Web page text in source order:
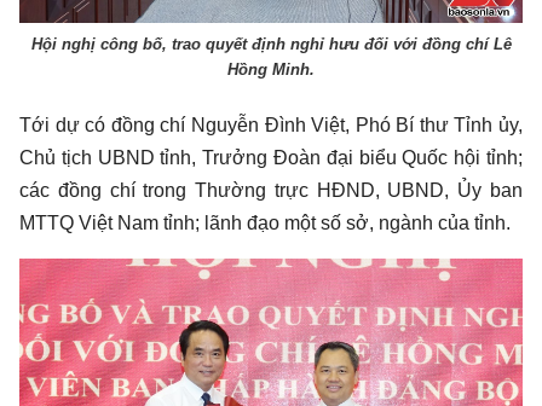
Hội nghị công bố, trao quyết định nghỉ hưu đối với đồng chí Lê
Hồng Minh.
Tới dự có đồng chí Nguyễn Đình Việt, Phó Bí thư Tỉnh ủy,
Chủ tịch UBND tỉnh, Trưởng Đoàn đại biểu Quốc hội tỉnh;
các đồng chí trong Thường trực HĐND, UBND, Ủy ban
MTTQ Việt Nam tỉnh; lãnh đạo một số sở, ngành của tỉnh.